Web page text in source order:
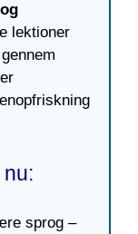
lektioner
sprog –